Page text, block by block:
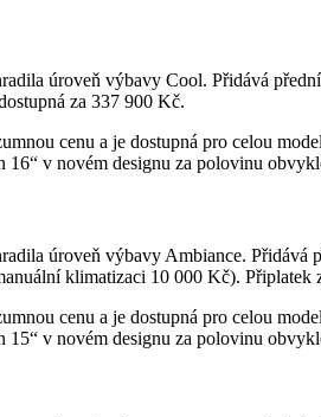
úroveň výbavy Cool. Přidává
za 337 900 Kč.
cenu a je dostupná pro celou
v novém designu za polovinu
úroveň výbavy Ambiance.
klimatizaci 10 000 Kč).
cenu a je dostupná pro celou
v novém designu za polovinu